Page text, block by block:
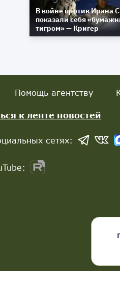
В войне против Ирана
показали себя
тигром» — Кригер
Помощь агентству
к ленте новостей
сетях: